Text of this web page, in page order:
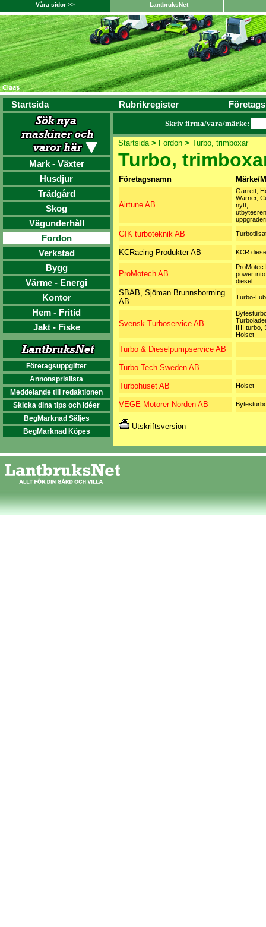
Våra sidor >> LantbruksNet
Startsida Rubrikregister
Mark - Växter
Husdjur
Trädgård
Skog
Vägunderhåll
Fordon
Verkstad
Bygg
Värme - Energi
Kontor
Hem - Fritid
Jakt - Fiske
Företagsuppgifter
Annonsprislista
Meddelande till redaktionen
Skicka dina tips och idéer
BegMarknad Säljes
BegMarknad Köpes
Skriv firma/vara/märke:
Startsida> Fordon > Turbo, trimboxar
Turbo,
Företagsnamn Märke/
Airtune AB
Garrett,
Warner,
nytt,
GIK turboteknik AB
KCRacing Produkter AB KCR
ProMotech AB
ProMotec
power
diesel
SBAB, Sjöman Brunnsborrning
AB
Turbo-
Svensk Turboservice AB
IHI turbo,
Holset
Turbo & Dieselpumpservice AB
Turbo Tech Sweden AB
Turbohuset AB Holset
VEGE Motorer Norden AB
Utskriftsversion